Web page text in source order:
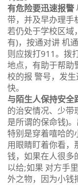
有危险要迅速报警
带，并及早办理手
若仍处于学校区域
有)，按通对讲 机
则应拨打911。拨
地点，有助于帮助
校的报 警号，发
快。
与陌生人保持安全
的治安情况、少
是所谓的保命钱)
特别是穿着嘻哈的
用眼睛盯着你看，
钱，如果在人很多
以给;如果 对方手
外之物，因为小钱